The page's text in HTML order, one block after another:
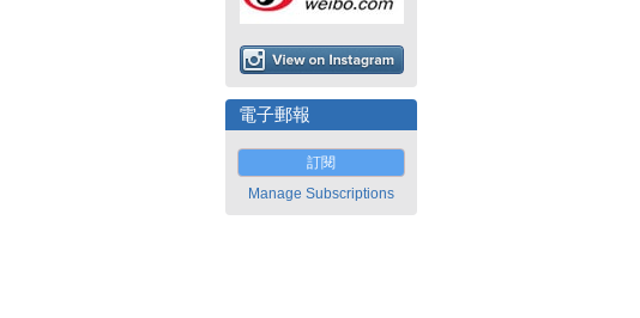
電子郵報
訂閱
Manage Subscriptions